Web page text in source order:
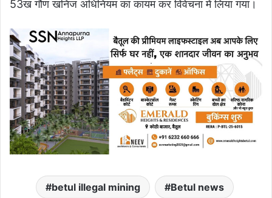
53ख गौण खनिज अधिनियम का कायम कर विवेचना में लिया गया।
betul illegal mining Betul news